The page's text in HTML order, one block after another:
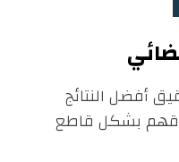
أفضل النتائج
بشكل قاطع